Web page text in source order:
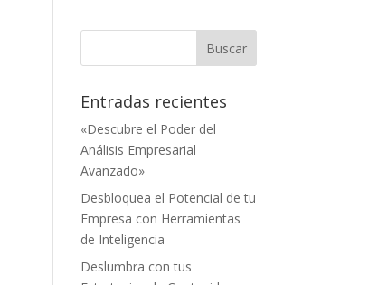
Entradas recientes
«Descubre el Poder del
Análisis Empresarial
Avanzado»
Desbloquea el Potencial de tu
Empresa con Herramientas
de Inteligencia
Deslumbra con tus